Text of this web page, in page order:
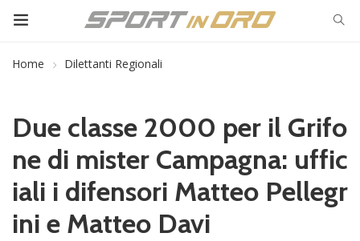
Home Dilettanti Regionali
Due classe 2000 per il Grifo
ne di mister Campagna: uffic
iali i difensori Matteo Pellegr
ini e Matteo Davi